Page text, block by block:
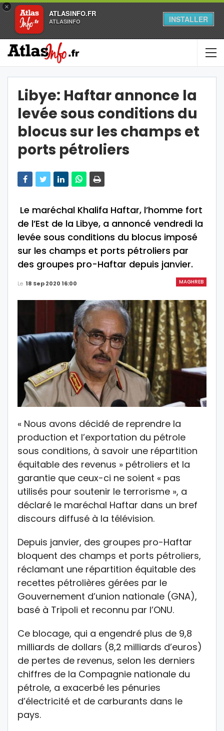
×
ATLASINFO.FR
ATLASINFO INSTALLER
Libye: Haftar annonce la
levée sous conditions du
blocus sur les champs et
ports pétroliers
Le maréchal Khalifa Haftar, l’homme fort
de l’Est de la Libye, a annoncé vendredi la
levée sous conditions du blocus imposé
sur les champs et ports pétroliers par
des groupes pro-Haftar depuis janvier.
MAGHREB
Le 18 Sep 2020 16:00
« Nous avons décidé de reprendre la
production et l’exportation du pétrole
sous conditions, à savoir une répartition
équitable des revenus » pétroliers et la
garantie que ceux-ci ne soient « pas
utilisés pour soutenir le terrorisme », a
déclaré le maréchal Haftar dans un bref
discours diffusé à la télévision.
Depuis janvier, des groupes pro-Haftar
bloquent des champs et ports pétroliers,
réclamant une répartition équitable des
recettes pétrolières gérées par le
Gouvernement d’union nationale (GNA),
basé à Tripoli et reconnu par l’ONU.
Ce blocage, qui a engendré plus de 9,8
milliards de dollars (8,2 milliards d’euros)
de pertes de revenus, selon les derniers
chiffres de la Compagnie nationale du
pétrole, a exacerbé les pénuries
d’électricité et de carburants dans le
pays.